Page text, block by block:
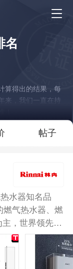
名
算得出的结果，每
来，我们一直在持
！
帖子
水器知名品
燃气热水器、燃
，世界领先的
火苗技术，温
行业难题。无
间切换时过渡